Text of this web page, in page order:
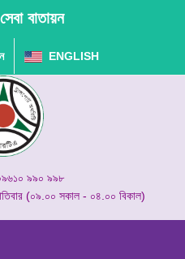
বাতায়ন
ENGLISH
৯৯০ ৯৯৮
(০৯.০০ সকাল - ০৪.০০ বিকাল)